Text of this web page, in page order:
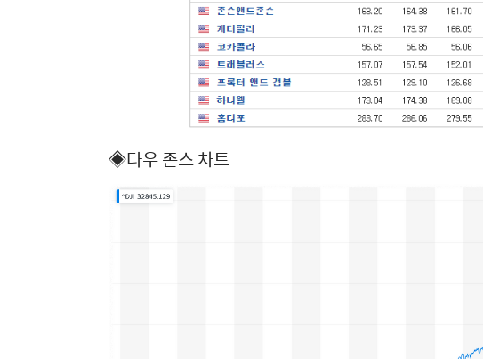
◈다우 존스 차트